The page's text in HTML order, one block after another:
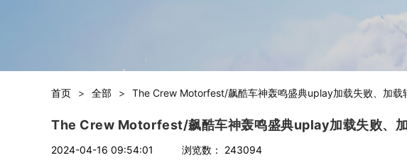
首页 > 全部 > The Crew Motorfest/飙酷车神轰鸣盛典uplay加载失败、加载
The Crew Motorfest/飙酷车神轰鸣盛典uplay加载失败、
2024-04-16 09:54:01 浏览数： 243094